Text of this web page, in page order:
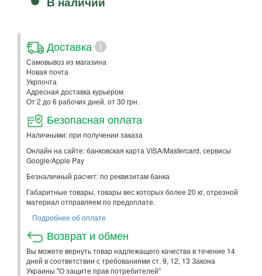
Доставка i
Самовывоз из магазина
Новая почта
Укрпочта
Адресная доставка курьером
От 2 до 6 рабочих дней. от 30 грн.
Безопасная оплата
Наличными: при получении заказа
Онлайн на сайте: банковская карта VISA/Mastercard, сервисы
Google/Apple Pay
Безналичный расчет: по реквизитам банка
Габаритные товары, товары вес которых более 20 кг, отрезной
материал отправляем по предоплате.
Подробнее об оплате
Возврат и обмен
Вы можете вернуть товар надлежащего качества в течение 14
дней в соответствии с требованиями ст. 9, 12, 13 Закона
Украины "О защите прав потребителей"